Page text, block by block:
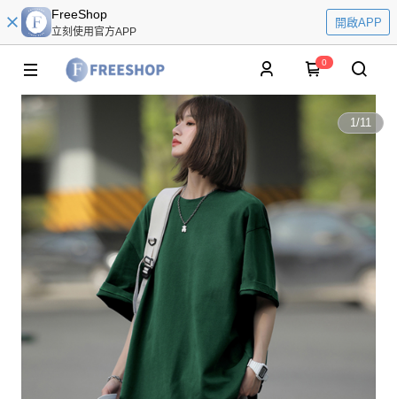
FreeShop
立刻使用官方APP
開啟APP
0
1/11